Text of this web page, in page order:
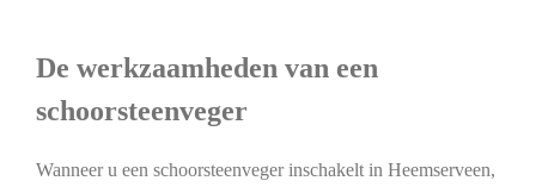
De werkzaamheden van een
schoorsteenveger
Wanneer u een schoorsteenveger inschakelt in Heemserveen,